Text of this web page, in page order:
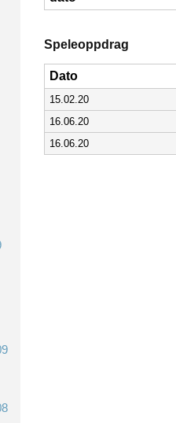
Speleoppdrag
Dato
15.02.20
16.06.20
16.06.20